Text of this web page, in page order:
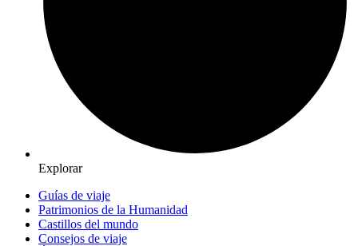
Explorar
Guías de viaje
Patrimonios de la Humanidad
Castillos del mundo
Consejos de viaje